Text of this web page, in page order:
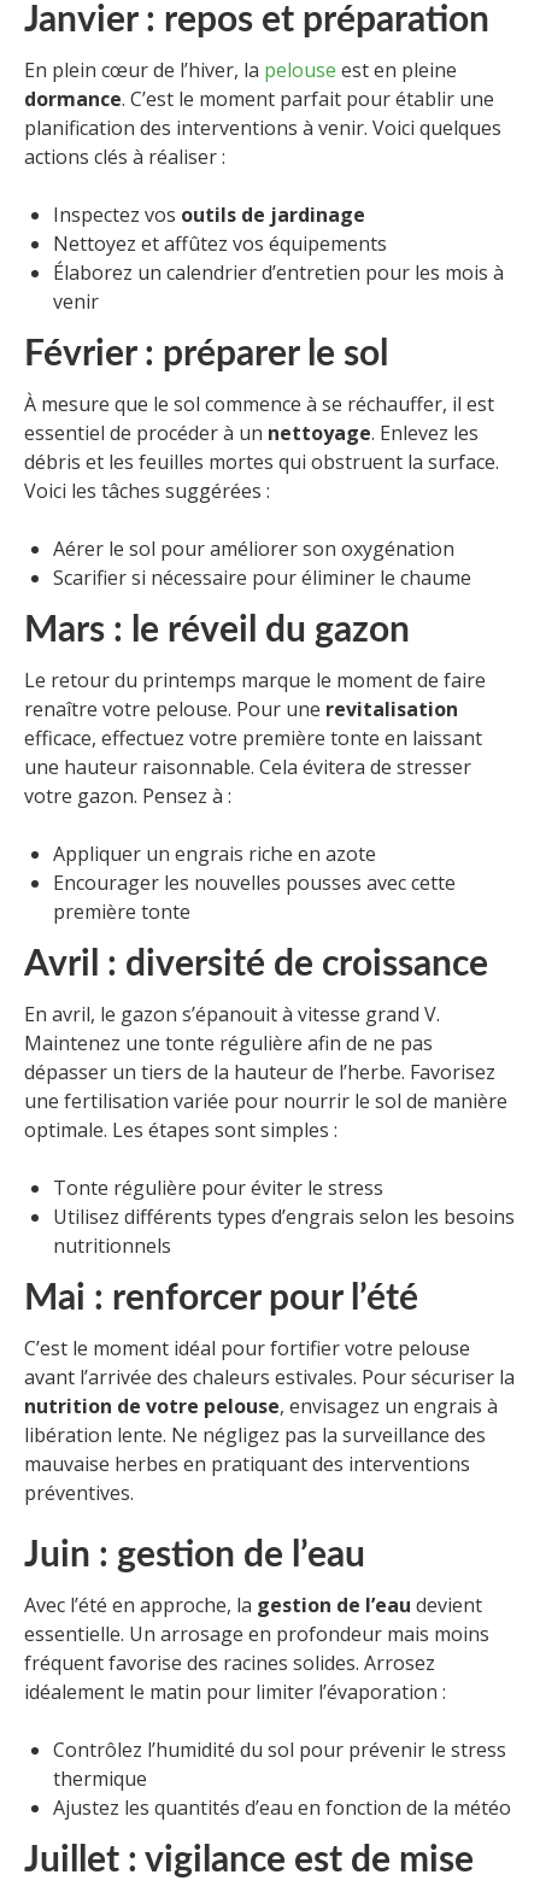
Janvier : repos et préparation
En plein cœur de l’hiver, la pelouse est en pleine
dormance. C’est le moment parfait pour établir une
planification des interventions à venir. Voici quelques
actions clés à réaliser :
Inspectez vos outils de jardinage
Nettoyez et affûtez vos équipements
Élaborez un calendrier d’entretien pour les mois à
venir
Février : préparer le sol
À mesure que le sol commence à se réchauffer, il est
essentiel de procéder à un nettoyage. Enlevez les
débris et les feuilles mortes qui obstruent la surface.
Voici les tâches suggérées :
Aérer le sol pour améliorer son oxygénation
Scarifier si nécessaire pour éliminer le chaume
Mars : le réveil du gazon
Le retour du printemps marque le moment de faire
renaître votre pelouse. Pour une revitalisation
efficace, effectuez votre première tonte en laissant
une hauteur raisonnable. Cela évitera de stresser
votre gazon. Pensez à :
Appliquer un engrais riche en azote
Encourager les nouvelles pousses avec cette
première tonte
Avril : diversité de croissance
En avril, le gazon s’épanouit à vitesse grand V.
Maintenez une tonte régulière afin de ne pas
dépasser un tiers de la hauteur de l’herbe. Favorisez
une fertilisation variée pour nourrir le sol de manière
optimale. Les étapes sont simples :
Tonte régulière pour éviter le stress
Utilisez différents types d’engrais selon les besoins
nutritionnels
Mai : renforcer pour l’été
C’est le moment idéal pour fortifier votre pelouse
avant l’arrivée des chaleurs estivales. Pour sécuriser la
nutrition de votre pelouse, envisagez un engrais à
libération lente. Ne négligez pas la surveillance des
mauvaise herbes en pratiquant des interventions
préventives.
Juin : gestion de l’eau
Avec l’été en approche, la gestion de l’eau devient
essentielle. Un arrosage en profondeur mais moins
fréquent favorise des racines solides. Arrosez
idéalement le matin pour limiter l’évaporation :
Contrôlez l’humidité du sol pour prévenir le stress
thermique
Ajustez les quantités d’eau en fonction de la météo
Juillet : vigilance est de mise